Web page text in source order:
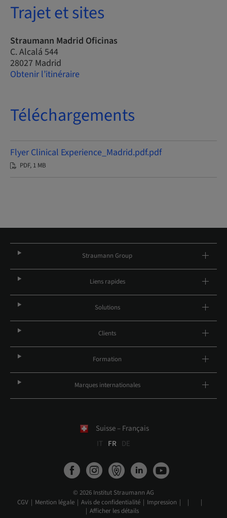
Trajet et sites
Straumann Madrid Oficinas
C. Alcalá 544
28027 Madrid
Obtenir l’itinéraire
Téléchargements
Flyer Clinical Experience_Madrid.pdf.pdf
PDF, 1 MB
Straumann Group
Liens rapides
Solutions
Clients
Formation
Marques internationales
Suisse – Français
IT FR DE
© 2026 Institut Straumann AG
CGV
Mention légale Avis de confidentialité
Impression
Afficher les détails